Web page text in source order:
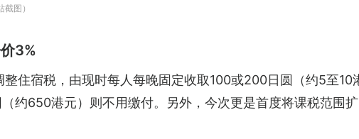
图）
3%
住宿税，由现时每人每晚固定收取100或200日圆（约5至10
约650港元）则不用缴付。另外，今次更是首度将课税范围